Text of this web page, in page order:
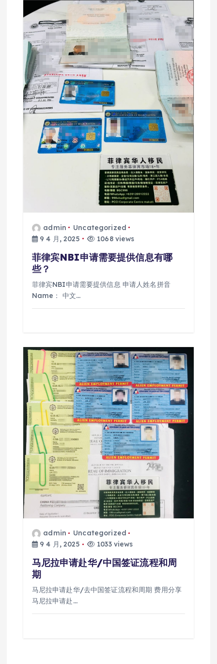
admin
Uncategorized
9 4 月, 2025
1068 views
菲律宾NBI申请需要提供信息有哪
些？
菲律宾NBI申请需要提供信息 申请人姓名拼音
Name： 中文…
admin
Uncategorized
9 4 月, 2025
1033 views
马尼拉申请赴华/中国签证流程和周
期
马尼拉申请赴华/去中国签证流程和周期 费用分享
马尼拉申请赴…